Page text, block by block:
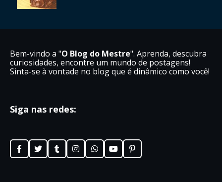
Bem-vindo a "O Blog do Mestre". Aprenda, descubra
curiosidades, encontre um mundo de postagens!
Sinta-se à vontade no blog que é dinâmico como você!
Siga nas redes: